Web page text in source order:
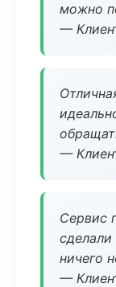
можно
—
—
Сервис
сделали
ничего
—